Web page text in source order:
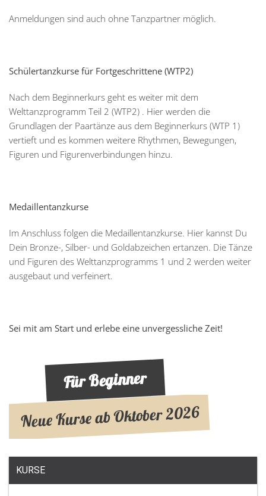
Anmeldungen sind auch ohne Tanzpartner möglich.
Schülertanzkurse für Fortgeschrittene (WTP2)
Nach dem Beginnerkurs geht es weiter mit dem
Welttanzprogramm Teil 2 (WTP2) . Hier werden die
Grundlagen der Paartänze aus dem Beginnerkurs (WTP 1)
vertieft und es kommen weitere Rhythmen, Bewegungen,
Figuren und Figurenverbindungen hinzu.
Medaillentanzkurse
Im Anschluss folgen die Medaillentanzkurse. Hier kannst Du
Dein Bronze-, Silber- und Goldabzeichen ertanzen. Die Tänze
und Figuren des Welttanzprogramms 1 und 2 werden weiter
ausgebaut und verfeinert.
Sei mit am Start und erlebe eine unvergessliche Zeit!
Für Beginner
Neue Kurse ab Oktober 2026
KURSE